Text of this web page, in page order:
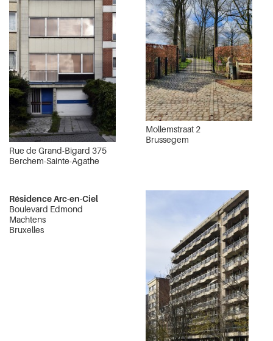
Rue de Grand-Bigard 375
Berchem-Sainte-Agathe
Mollemstraat 2
Brussegem
Résidence Arc-en-Ciel
Boulevard Edmond
Machtens
Bruxelles